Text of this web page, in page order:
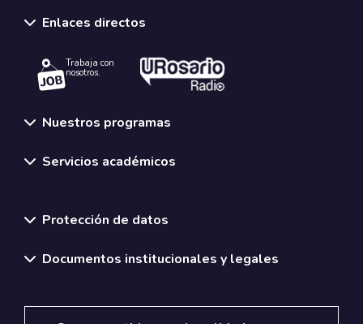
Enlaces directos
Trabaja con
nosotros.
Nuestros programas
Servicios académicos
Protección de datos
Documentos institucionales y legales